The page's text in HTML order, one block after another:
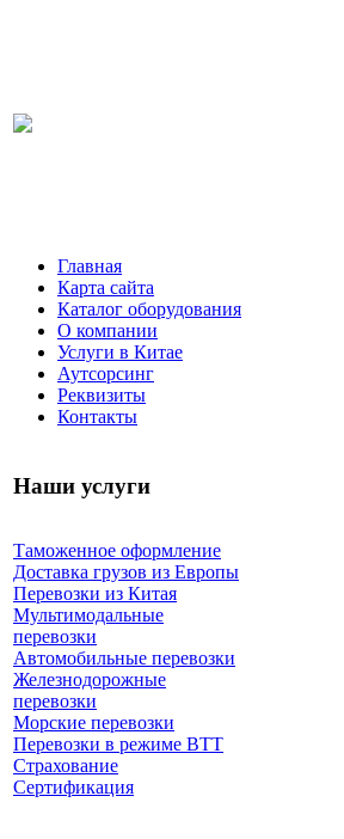
Главная
Карта сайта
Каталог оборудования
О компании
Услуги в Китае
Аутсорсинг
Реквизиты
Контакты
Наши услуги
Таможенное оформление
Доставка грузов из Европы
Перевозки из Китая
Мультимодальные
перевозки
Автомобильные перевозки
Железнодорожные
перевозки
Морские перевозки
Перевозки в режиме ВТТ
Страхование
Сертификация